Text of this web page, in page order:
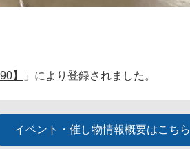
】 」により登録されました。
イベント・催し物情報概要はこちら